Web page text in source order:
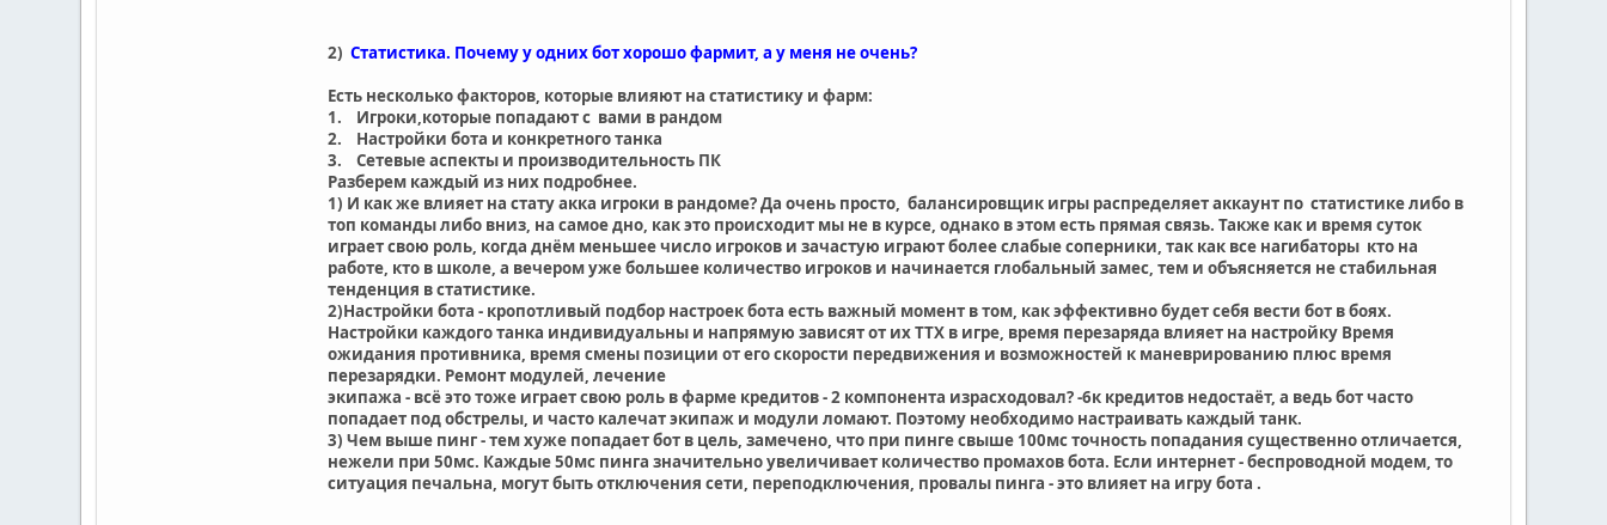
2)Статистика. Почему у одних бот хорошо фармит, а у меня не очень?
Есть несколько факторов, которые влияют на статистику и фарм:
1. Игроки,которые попадают с вами в рандом
2. Настройки бота и конкретного танка
3. Сетевые аспекты и производительность ПК
Разберем каждый из них подробнее.
1) И как же влияет на стату акка игроки в рандоме? Да очень просто, балансировщик игры распределяет аккаунт по статистике либо в
топ команды либо вниз, на самое дно, как это происходит мы не в курсе, однако в этом есть прямая связь. Также как и время суток
играет свою роль, когда днём меньшее число игроков и зачастую играют более слабые соперники, так как все нагибаторы кто на
работе, кто в школе, а вечером уже большее количество игроков и начинается глобальный замес, тем и объясняется не стабильная
тенденция в статистике.
2)Настройки бота - кропотливый подбор настроек бота есть важный момент в том, как эффективно будет себя вести бот в боях.
Настройки каждого танка индивидуальны и напрямую зависят от их ТТХ в игре, время перезаряда влияет на настройку Время
ожидания противника, время смены позиции от его скорости передвижения и возможностей к маневрированию плюс время
перезарядки. Ремонт модулей, лечение
экипажа - всё это тоже играет свою роль в фарме кредитов - 2 компонента израсходовал? -6к кредитов недостаёт, а ведь бот часто
попадает под обстрелы, и часто калечат экипаж и модули ломают. Поэтому необходимо настраивать каждый танк.
3) Чем выше пинг - тем хуже попадает бот в цель, замечено, что при пинге свыше 100мс точность попадания существенно отличается,
нежели при 50мс. Каждые 50мс пинга значительно увеличивает количество промахов бота. Если интернет - беспроводной модем, то
ситуация печальна, могут быть отключения сети, переподключения, провалы пинга - это влияет на игру бота .